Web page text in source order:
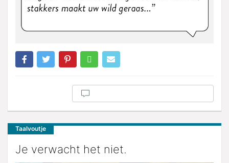
Taalvoutje
Je verwacht het niet.